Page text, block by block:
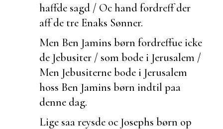
haffde sagd / Oc hand fordreff der
aff de tre Enaks Sønner.
Men Ben Jamins børn fordreffue icke
de Jebusiter / som bode i Jerusalem /
Men Jebusiternebode i Jerusalem
hoss Ben Jamins børn indtil paa
denne dag.
Lige saa reysde oc Josephs børn op